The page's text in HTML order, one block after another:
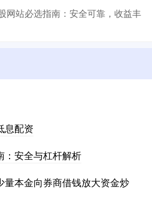
网站必选指南：安全可靠，收益丰
息配资
：安全与杠杆解析
量本金向券商借钱放大资金炒